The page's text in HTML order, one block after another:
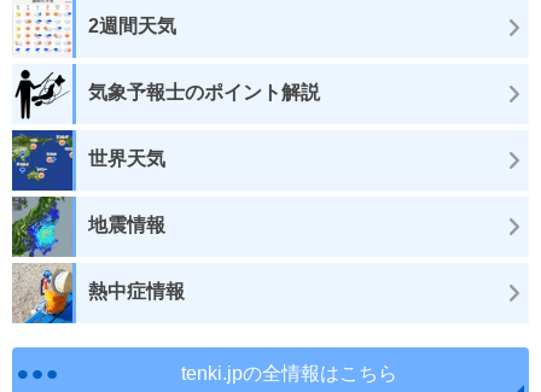
2週間天気
気象予報士のポイント解説
世界天気
地震情報
熱中症情報
tenki.jpの全情報はこちら